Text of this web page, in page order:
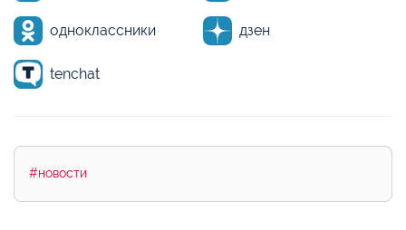
одноклассники дзен
tenchat
#новости